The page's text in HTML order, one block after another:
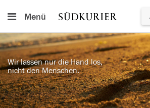
Menü
Wir lassen nur die Hand los,
nicht den Menschen.